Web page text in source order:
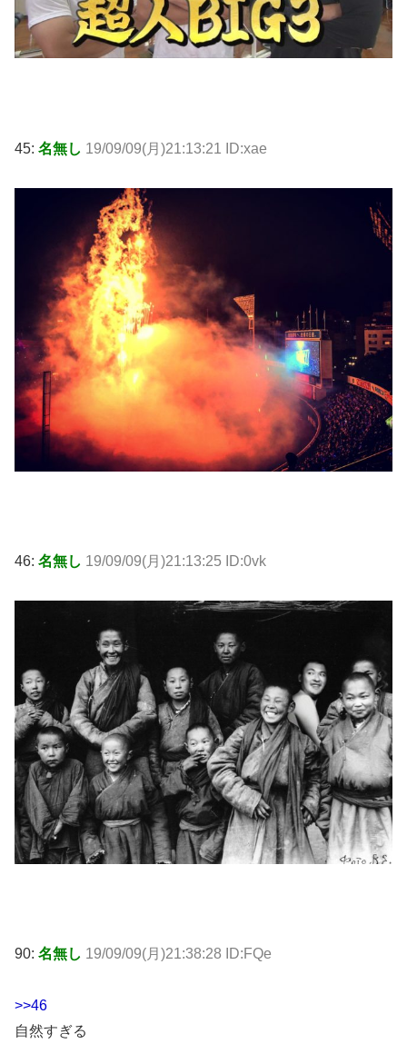
45: 名無し 19/09/09(月)21:13:21 ID:xae
46: 名無し 19/09/09(月)21:13:25 ID:0vk
90: 名無し 19/09/09(月)21:38:28 ID:FQe
>>46
自然すぎる